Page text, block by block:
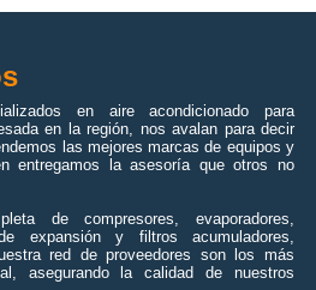
en aire acondicionado para
en la región, nos avalan para decir
las mejores marcas de equipos y
entregamos la asesoría que otros no
de compresores, evaporadores,
expansión y filtros acumuladores,
red de proveedores son los más
asegurando la calidad de nuestros